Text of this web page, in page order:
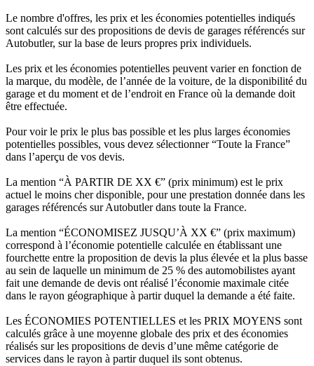
Le nombre d'offres, les prix et les économies potentielles indiqués
sont calculés sur des propositions de devis de garages référencés sur
Autobutler, sur la base de leurs propres prix individuels.
Les prix et les économies potentielles peuvent varier en fonction de
la marque, du modèle, de l’année de la voiture, de la disponibilité du
garage et du moment et de l’endroit en France où la demande doit
être effectuée.
Pour voir le prix le plus bas possible et les plus larges économies
potentielles possibles, vous devez sélectionner “Toute la France”
dans l’aperçu de vos devis.
La mention “À PARTIR DE XX €” (prix minimum) est le prix
actuel le moins cher disponible, pour une prestation donnée dans les
garages référencés sur Autobutler dans toute la France.
La mention “ÉCONOMISEZ JUSQU’À XX €” (prix maximum)
correspond à l’économie potentielle calculée en établissant une
fourchette entre la proposition de devis la plus élevée et la plus basse
au sein de laquelle un minimum de 25 % des automobilistes ayant
fait une demande de devis ont réalisé l’économie maximale citée
dans le rayon géographique à partir duquel la demande a été faite.
Les ÉCONOMIES POTENTIELLES et les PRIX MOYENS sont
calculés grâce à une moyenne globale des prix et des économies
réalisés sur les propositions de devis d’une même catégorie de
services dans le rayon à partir duquel ils sont obtenus.